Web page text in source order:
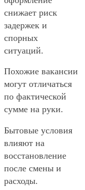
снижает риск
задержек и
спорных
ситуаций.
Похожие вакансии
могут отличаться
по фактической
сумме на руки.
Бытовые условия
влияют на
восстановление
после смены и
расходы.